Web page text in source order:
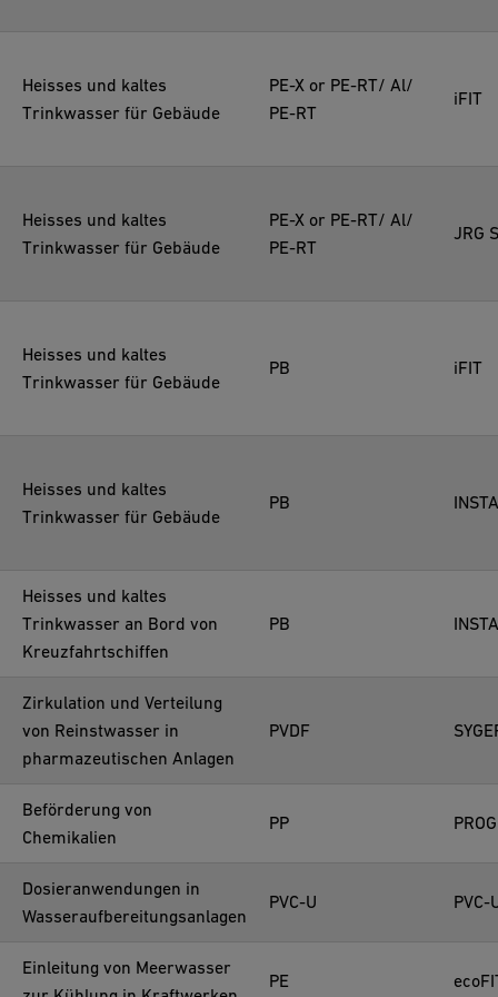
Heisses und kaltes
Trinkwasser für Gebäude
PE-X or PE-RT/ Al/
PE-RT
iFIT
Heisses und kaltes
Trinkwasser für Gebäude
PE-X or PE-RT/ Al/
PE-RT
JRG
Heisses und kaltes
Trinkwasser für Gebäude
PB iFIT
Heisses und kaltes
Trinkwasser für Gebäude
PB
Heisses und kaltes
Trinkwasser an Bord von
Kreuzfahrtschiffen
PB
Zirkulation und Verteilung
von Reinstwasser in
pharmazeutischen Anlagen
PVDF
Beförderung von
Chemikalien
PP
Dosieranwendungen in
Wasseraufbereitungsanlagen
PVC-U PVC-
Einleitung von Meerwasser
PE